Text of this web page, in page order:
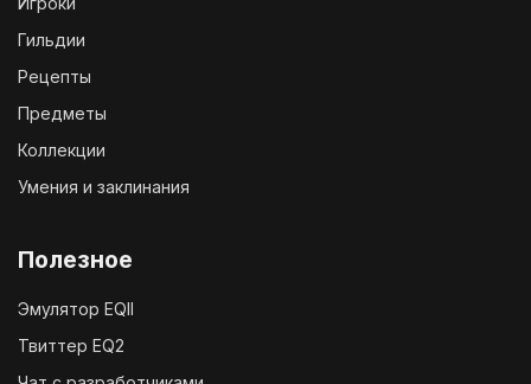
Гильдии
Рецепты
Предметы
Коллекции
Умения и заклинания
Полезное
Эмулятор EQII
Твиттер EQ2